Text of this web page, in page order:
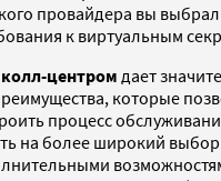
провайдера вы
к виртуальным
центром дает
которые
процесс
на более широкий выбор